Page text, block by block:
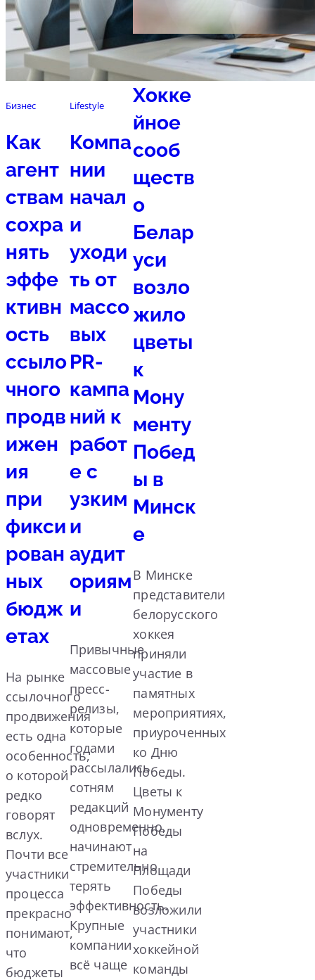
Бизнес
Как
агент
ствам
сохра
нять
эффе
ктивн
ость
ссыло
чного
продв
ижен
ия
при
фикси
рован
ных
бюдж
етах
На рынке
ссылочного
продвижения
есть одна
особенность,
о которой
редко
говорят
вслух.
Почти все
участники
процесса
прекрасно
понимают,
что
бюджеты
Lifestyle
Компа
нии
начал
и
уходи
ть от
массо
вых
PR-
кампа
ний к
работ
е с
узким
и
аудит
ориям
и
Привычные
массовые
пресс-
релизы,
которые
годами
рассылались
сотням
редакций
одновременно,
начинают
стремительно
терять
эффективность.
Крупные
компании
всё чаще
Спорт
Хокке
йное
сооб
ществ
о
Белар
уси
возло
жило
цветы
к
Мону
менту
Побед
ы в
Минск
е
В Минске
представители
белорусского
хоккея
приняли
участие в
памятных
мероприятиях,
приуроченных
ко Дню
Победы.
Цветы к
Монументу
Победы
на
Площади
Победы
возложили
участники
хоккейной
команды